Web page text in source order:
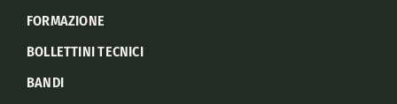
FORMAZIONE
BOLLETTINI TECNICI
BANDI